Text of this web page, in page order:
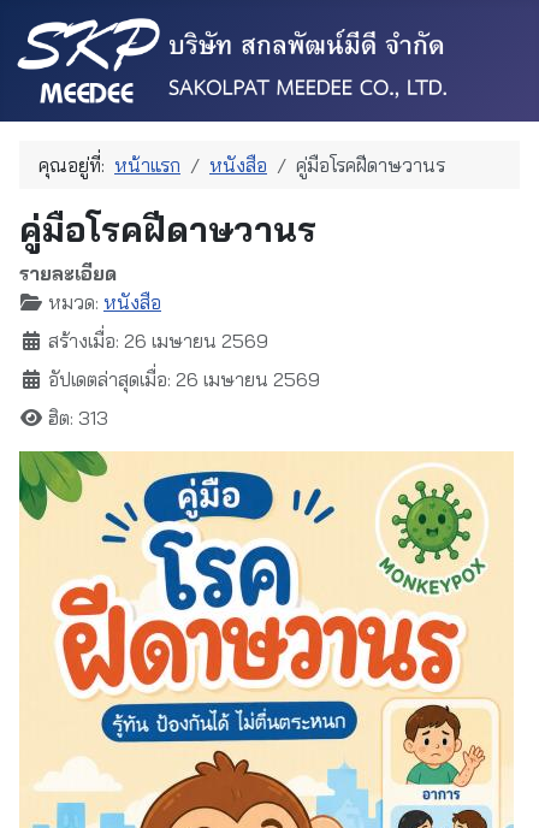
คุณอยู่ที่: หน้าแรก หนังสือ คู่มือโรคฝีดาษวานร
คู่มือโรคฝีดาษวานร
รายละเอียด
หมวด: หนังสือ
สร้างเมื่อ: 26 เมษายน 2569
อัปเดตล่าสุดเมื่อ: 26 เมษายน 2569
ฮิต: 313